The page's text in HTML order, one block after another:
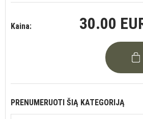
Kaina: 30.00
PRENUMERUOTI ŠIĄ KATEGORIJĄ